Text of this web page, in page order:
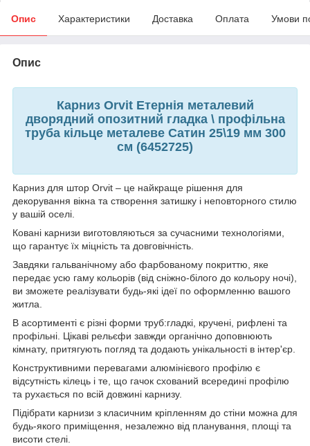
Опис Характеристики Доставка Оплата Умови
Опис
Карниз Orvit Етернія металевий
дворядний опозитний гладка \ профільна
труба кільце металеве Сатин 25\19 мм 300
см (6452725)
Карниз для штор Orvit – це найкраще рішення для
декорування вікна та створення затишку і неповторного стилю
у вашій оселі.
Ковані карнизи виготовляються за сучасними технологіями,
що гарантує їх міцність та довговічність.
Завдяки гальванічному або фарбованому покриттю, яке
передає усю гаму кольорів (від сніжно-білого до кольору ночі),
ви зможете реалізувати будь-які ідеї по оформленню вашого
житла.
В асортименті є різні форми труб:гладкі, кручені, рифлені та
профільні. Цікаві рельєфи завжди органічно доповнюють
кімнату, притягують погляд та додають унікальності в інтер'єр.
Конструктивними перевагами алюмінієвого профілю є
відсутність кілець і те, що гачок схований всередині профілю
та рухається по всій довжині карнизу.
Підібрати карнизи з класичним кріпленням до стіни можна для
будь-якого приміщення, незалежно від планування, площі та
висоти стелі.